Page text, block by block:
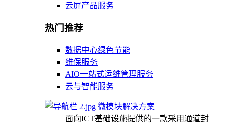
云屏产品服务
热门推荐
数据中心绿色节能
维保服务
AIO一站式运维管理服务
云与智能服务
微模块解决方案
面向ICT基础设施提供的一款采用通道封